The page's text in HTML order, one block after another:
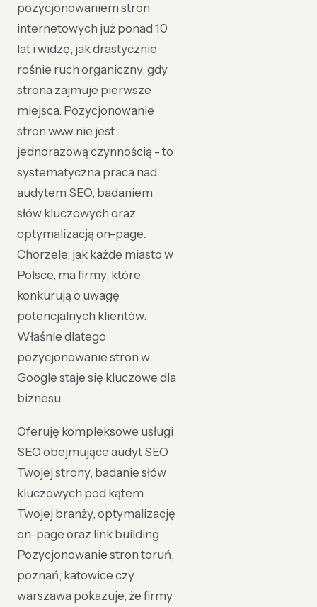
pozycjonowaniem stron
internetowych już ponad 10
lat i widzę, jak drastycznie
rośnie ruch organiczny, gdy
strona zajmuje pierwsze
miejsca. Pozycjonowanie
stron www nie jest
jednorazową czynnością - to
systematyczna praca nad
audytem SEO, badaniem
słów kluczowych oraz
optymalizacją on-page.
Chorzele, jak każde miasto w
Polsce, ma firmy, które
konkurują o uwagę
potencjalnych klientów.
Właśnie dlatego
pozycjonowanie stron w
Google staje się kluczowe dla
biznesu.
Oferuję kompleksowe usługi
SEO obejmujące audyt SEO
Twojej strony, badanie słów
kluczowych pod kątem
Twojej branży, optymalizację
on-page oraz link building.
Pozycjonowanie stron toruń,
poznań, katowice czy
warszawa pokazuje, że firmy